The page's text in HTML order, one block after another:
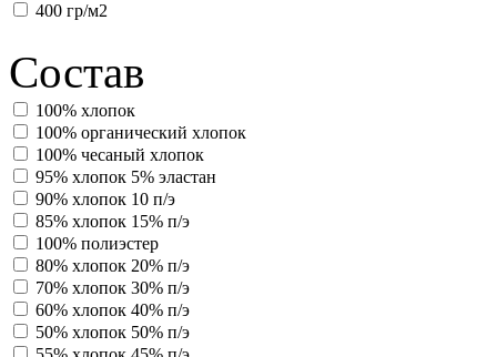
400 гр/м2
Состав
100% хлопок
100% органический хлопок
100% чесаный хлопок
95% хлопок 5% эластан
90% хлопок 10 п/э
85% хлопок 15% п/э
100% полиэстер
80% хлопок 20% п/э
70% хлопок 30% п/э
60% хлопок 40% п/э
50% хлопок 50% п/э